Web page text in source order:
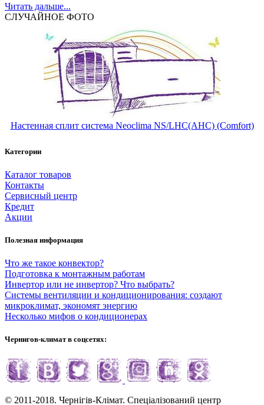
Читать дальше...
СЛУЧАЙНОЕ ФОТО
Настенная сплит система Neoclima NS/LHC(AHC) (Comfort)
Категории
Каталог товаров
Контакты
Сервисный центр
Кредит
Акции
Полезная информация
Что же такое конвектор?
Подготовка к монтажным работам
Инвертор или не инвертор? Что выбрать?
Системы вентиляции и кондиционирования: создают
микроклимат, экономят энергию
Несколько мифов о кондиционерах
Чернигов-климат в соцсетях:
© 2011-2018. Чернігів-Клімат. Спеціалізований центр